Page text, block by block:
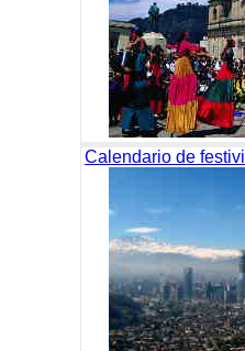
Calendario de